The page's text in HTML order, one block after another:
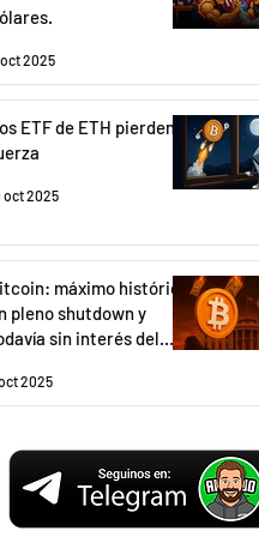
oct 2025
ETF de ETH pierden
oct 2025
máximo histórico
pleno shutdown y
sin interés del
2025